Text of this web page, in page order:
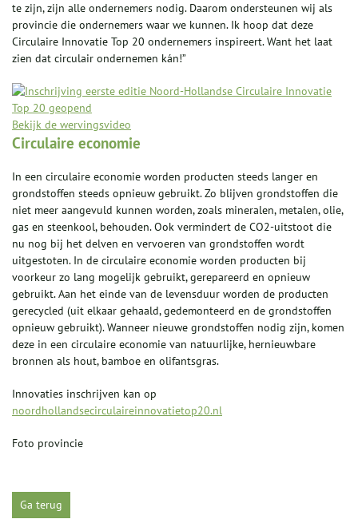
te zijn, zijn alle ondernemers nodig. Daarom ondersteunen wij als
provincie die ondernemers waar we kunnen. Ik hoop dat deze
Circulaire Innovatie Top 20 ondernemers inspireert. Want het laat
zien dat circulair ondernemen kán!”
Bekijk de wervingsvideo
Circulaire economie
In een circulaire economie worden producten steeds langer en
grondstoffen steeds opnieuw gebruikt. Zo blijven grondstoffen die
niet meer aangevuld kunnen worden, zoals mineralen, metalen, olie,
gas en steenkool, behouden. Ook vermindert de CO2-uitstoot die
nu nog bij het delven en vervoeren van grondstoffen wordt
uitgestoten. In de circulaire economie worden producten bij
voorkeur zo lang mogelijk gebruikt, gerepareerd en opnieuw
gebruikt. Aan het einde van de levensduur worden de producten
gerecycled (uit elkaar gehaald, gedemonteerd en de grondstoffen
opnieuw gebruikt). Wanneer nieuwe grondstoffen nodig zijn, komen
deze in een circulaire economie van natuurlijke, hernieuwbare
bronnen als hout, bamboe en olifantsgras.
Innovaties inschrijven kan op
noordhollandsecirculaireinnovatietop20.nl
Foto provincie
Ga terug